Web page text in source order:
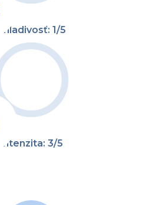
Chladivosť: 1/5
Intenzita: 3/5